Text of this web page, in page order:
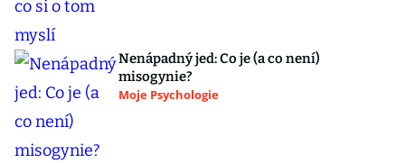
Nenápadný jed: Co je (a co není)
misogynie?
Moje Psychologie